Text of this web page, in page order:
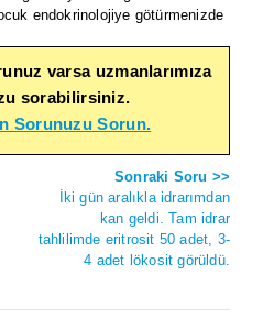
endokrinolojiye götürmenizde
varsa uzmanlarımıza
sorabilirsiniz.
Sorunuzu Sorun.
Sonraki Soru >>
İki gün aralıkla idrarımdan
kan geldi. Tam idrar
tahlilimde eritrosit 50 adet, 3-
4 adet lökosit görüldü.